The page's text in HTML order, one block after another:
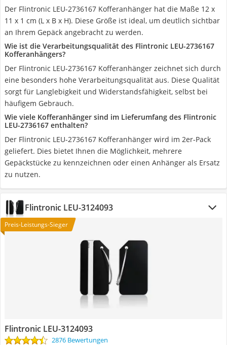
Der Flintronic LEU-2736167 Kofferanhänger hat die Maße 12 x
11 x 1 cm (L x B x H). Diese Größe ist ideal, um deutlich sichtbar
an Ihrem Gepäck angebracht zu werden.
Wie ist die Verarbeitungsqualität des Flintronic LEU-2736167
Kofferanhängers?
Der Flintronic LEU-2736167 Kofferanhänger zeichnet sich durch
eine besonders hohe Verarbeitungsqualität aus. Diese Qualität
sorgt für Langlebigkeit und Widerstandsfähigkeit, selbst bei
häufigem Gebrauch.
Wie viele Kofferanhänger sind im Lieferumfang des Flintronic
LEU-2736167 enthalten?
Der Flintronic LEU-2736167 Kofferanhänger wird im 2er-Pack
geliefert. Dies bietet Ihnen die Möglichkeit, mehrere
Gepäckstücke zu kennzeichnen oder einen Anhänger als Ersatz
zu nutzen.
Flintronic LEU-3124093
Preis-Leistungs-Sieger
Flintronic LEU-3124093
2876 Bewertungen